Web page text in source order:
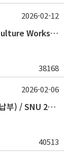
(~2/19) 아시아대학연맹 AUA-CU Arts & Culture Workshop Camp 2026 참가자 선발 안내
38168
2026-02-12
(2/20~) 2026학년도 제1학기 등록금 수납 (납부) / SNU 26-1 Tuition fee payment notice
40513
2026-02-06